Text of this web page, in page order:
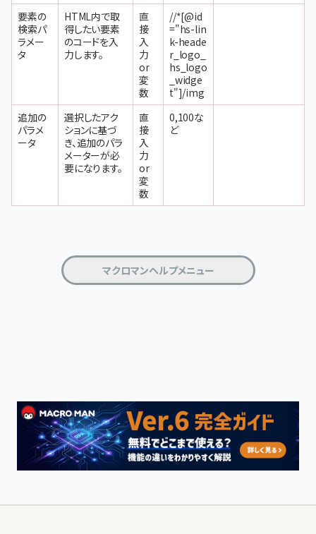
要素の
検索パ
ラメー
タ
HTML内で取
得したい要素
のコードを入
力します。
直
接
入
力
or
変
数
//*[@id
="hs-lin
k-heade
r_logo_
hs_logo
_widge
t"]/img
追加の
パラメ
ータ
選択したアク
ションに基づ
き、追加のパラ
メーターが必
要になります。
直
接
入
力
or
変
数
0,100な
ど
マクロマンヘルプメニュー